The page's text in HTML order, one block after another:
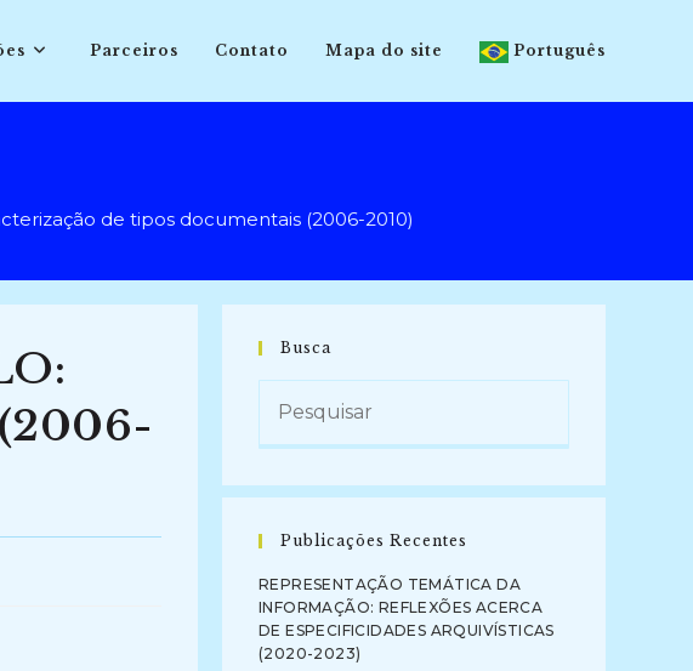
Parceiros Contato Mapa do site Português
de tipos documentais (2006-2010)
Busca
Publicações Recentes
REPRESENTAÇÃO TEMÁTICA DA
INFORMAÇÃO: REFLEXÕES ACERCA
DE ESPECIFICIDADES ARQUIVÍSTICAS
(2020-2023)